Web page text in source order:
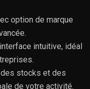
option de marque
intuitive, idéal
stocks et des
de votre activité.